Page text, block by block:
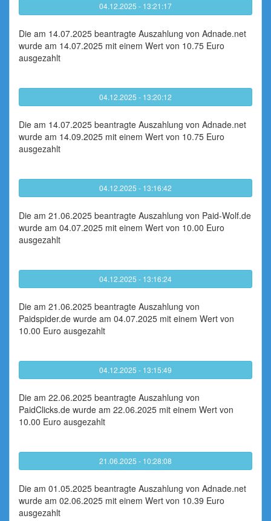
04.12.2025 - 13:21:17
Die am 14.07.2025 beantragte Auszahlung von Adnade.net
wurde am 14.07.2025 mit einem Wert von 10.75 Euro
ausgezahlt
04.12.2025 - 13:20:12
Die am 14.07.2025 beantragte Auszahlung von Adnade.net
wurde am 14.09.2025 mit einem Wert von 10.75 Euro
ausgezahlt
04.12.2025 - 13:16:42
Die am 21.06.2025 beantragte Auszahlung von Paid-Wolf.de
wurde am 04.07.2025 mit einem Wert von 10.00 Euro
ausgezahlt
04.12.2025 - 13:16:24
Die am 21.06.2025 beantragte Auszahlung von
Paidspider.de wurde am 04.07.2025 mit einem Wert von
10.00 Euro ausgezahlt
04.12.2025 - 13:15:49
Die am 22.06.2025 beantragte Auszahlung von
PaidClicks.de wurde am 22.06.2025 mit einem Wert von
10.00 Euro ausgezahlt
21.06.2025 - 10:28:08
Die am 01.05.2025 beantragte Auszahlung von Adnade.net
wurde am 02.06.2025 mit einem Wert von 10.39 Euro
ausgezahlt